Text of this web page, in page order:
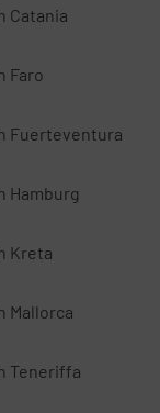
Catania
Faro
Fuerteventura
Hamburg
Kreta
Mallorca
Teneriffa